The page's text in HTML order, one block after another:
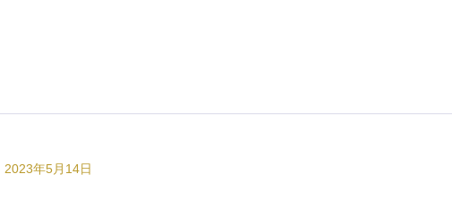
2023年5月14日